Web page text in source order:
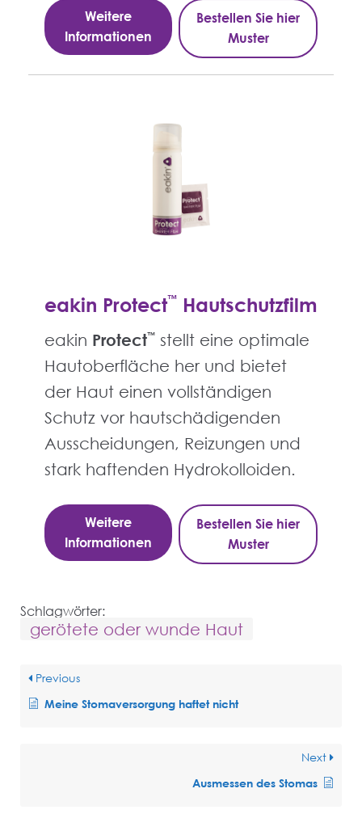
Weitere
Informationen
Bestellen Sie hier
Muster
eakin Protect™ Hautschutzfilm
eakin Protect™ stellt eine optimale
Hautoberfläche her und bietet
der Haut einen vollständigen
Schutz vor hautschädigenden
Ausscheidungen, Reizungen und
stark haftenden Hydrokolloiden.
Weitere
Informationen
Bestellen Sie hier
Muster
Schlagwörter:
gerötete oder wunde Haut
Previous
Meine Stomaversorgung haftet nicht
Next
Ausmessen des Stomas